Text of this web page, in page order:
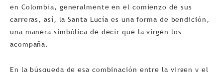
en Colombia, generalmente en el comienzo de sus
carreras, así­, la Santa Lucí­a es una forma de bendición,
una manera simbólica de decir que la virgen los
acompaña.
En la búsqueda de esa combinación entre la virgen y el